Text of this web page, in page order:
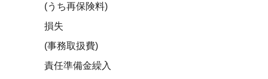
(うち再保険料)
損失
(事務取扱費)
責任準備金繰入